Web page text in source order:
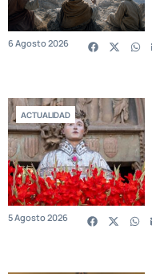
6 Agosto 2026
ACTUALIDAD
5 Agosto 2026